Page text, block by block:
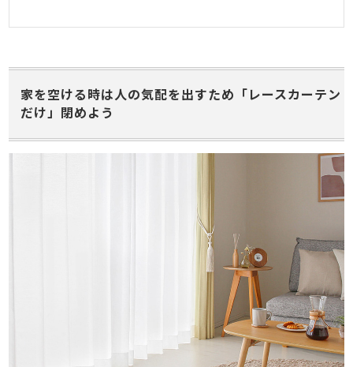
家を空ける時は人の気配を出すため「レースカーテン
だけ」閉めよう